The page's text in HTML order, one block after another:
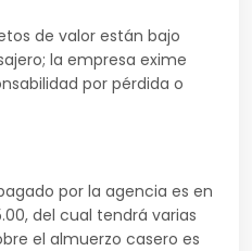
de valor están bajo
la empresa exime
por pérdida o
por la agencia es en
del cual tendrá varias
el almuerzo casero es